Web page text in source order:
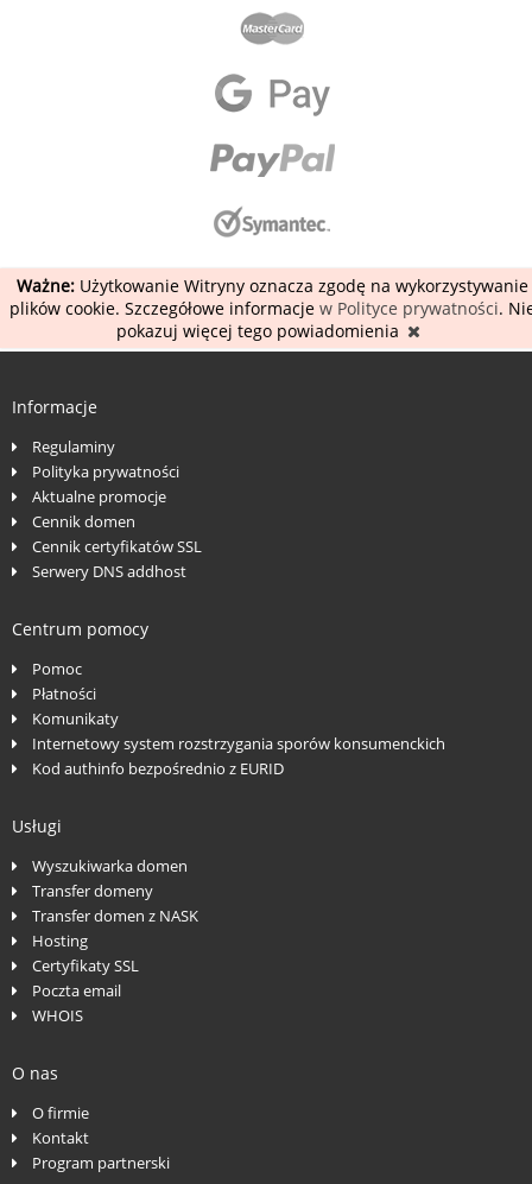
Ważne:Użytkowanie Witryny oznacza zgodę na wykorzystywanie
plików cookie. Szczegółowe informacje w Polityce prywatności.
pokazuj więcej tego powiadomienia
Informacje
Regulaminy
Polityka prywatności
Aktualne promocje
Cennik domen
Cennik certyfikatów SSL
Serwery DNS addhost
Centrum pomocy
Pomoc
Płatności
Komunikaty
Internetowy system rozstrzygania sporów konsumenckich
Kod authinfo bezpośrednio z EURID
Usługi
Wyszukiwarka domen
Transfer domeny
Transfer domen z NASK
Hosting
Certyfikaty SSL
Poczta email
WHOIS
O nas
O firmie
Kontakt
Program partnerski